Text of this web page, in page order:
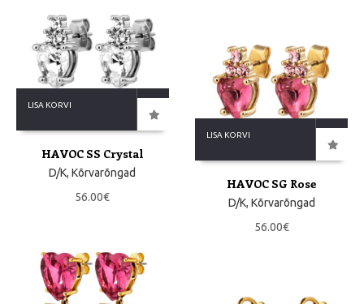
LISA KORVI
HAVOC SS Crystal
D/K,Kõrvarõngad
56.00€
LISA KORVI
HAVOC SG Rose
D/K, Kõrvarõngad
56.00€